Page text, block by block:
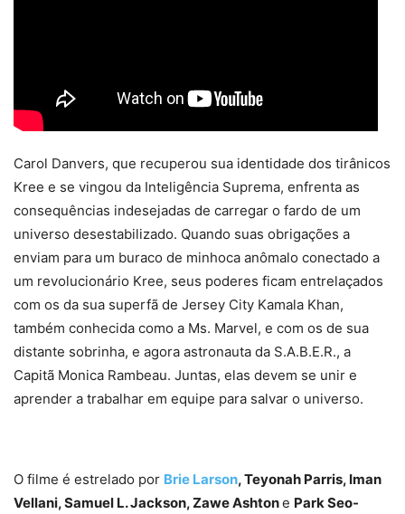
Carol Danvers, que recuperou sua identidade dos tirânicos
Kree e se vingou da Inteligência Suprema, enfrenta as
consequências indesejadas de carregar o fardo de um
universo desestabilizado. Quando suas obrigações a
enviam para um buraco de minhoca anômalo conectado a
um revolucionário Kree, seus poderes ficam entrelaçados
com os da sua superfã de Jersey City Kamala Khan,
também conhecida como a Ms. Marvel, e com os de sua
distante sobrinha, e agora astronauta da S.A.B.E.R., a
Capitã Monica Rambeau. Juntas, elas devem se unir e
aprender a trabalhar em equipe para salvar o universo.
O filme é estrelado por Brie Larson, Teyonah Parris, Iman
Vellani, Samuel L. Jackson, Zawe Ashtone Park Seo-